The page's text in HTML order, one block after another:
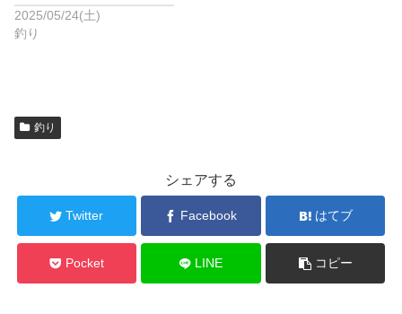
2025/05/24(土)
釣り
釣り
シェアする
Twitter Facebook はてブ
Pocket LINE コピー